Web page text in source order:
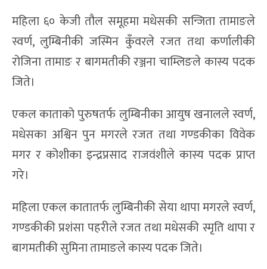
महिला ६० केजी तौल समूहमा मधेसकी सन्जिता तामाङले
स्वर्ण, लुम्बिनीकी जस्मिन कुँवरले रजत तथा कर्णालीकी
रोजिना तामाङ र बागमतीकी रञ्जना चाम्लिङले कास्य पदक
जिते।
एकल काताको पुरुषतर्फ लुम्बिनीका आयुष खनालले स्वर्ण,
मधेसका अश्विन पुन मगरले रजत तथा गण्डकीका विवेक
मगर र कोशीका इन्द्रप्रसाद राजवंशीले कास्य पदक प्राप्त
गरे।
महिला एकल कातातर्फ लुम्बिनीकी सेया थापा मगरले स्वर्ण,
गण्डकीकी प्रशंसा पहरीले रजत तथा मधेसकी स्मृति थापा र
बागमतीकी सुमिना तामाङले कास्य पदक जिते।